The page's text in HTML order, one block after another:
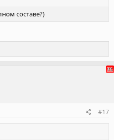
составе?)
#17